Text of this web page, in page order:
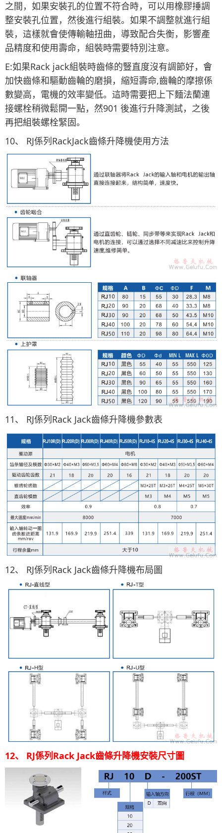
之間，如果安裝孔的位置不符合時，可以用橡膠捶調
整安裝孔位置，然後進行組裝。如果不調整就進行組
裝，這樣就會使傳輸軸扭曲，導致配合失衡，影響產
品精度和使用壽命，組裝時需要特別注意。
E:如果Rack jack組裝時齒條的豎直度沒有調節好，會
加快齒條和驅動齒輪的磨損，縮短壽命,齒輪的摩擦係
數變高，電機的效率變低。這時需要把上下麵法蘭連
接螺栓稍微鬆開一點，然901 後進行升降測試，之後
再把組裝螺栓緊固。
10、 RJ係列RackJack齒條升降機使用方法
11、 RJ係列Rack Jack齒條升降機參數表
12、 RJ係列Rack Jack齒條升降機布局圖
12、 RJ係列Rack Jack齒條升降機安裝尺寸圖